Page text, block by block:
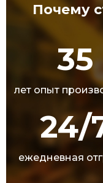
Почему
35
лет опыт
24/
ежедневная